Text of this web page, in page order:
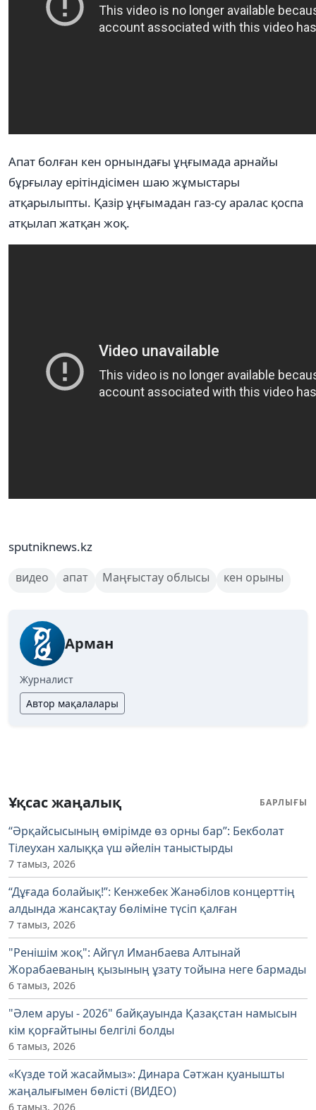
Апат болған кен орнындағы ұңғымада арнайы
бұрғылау ерітіндісімен шаю жұмыстары
атқарылыпты. Қазір ұңғымадан газ-су аралас қоспа
атқылап жатқан жоқ.
sputniknews.kz
видео апат Маңғыстау облысы кен орыны
Арман
Журналист
Автор мақалалары
Ұқсас жаңалық БАРЛЫҒЫ
“Әрқайсысының өмірімде өз орны бар”: Бекболат
Тілеухан халыққа үш әйелін таныстырды
7 тамыз, 2026
“Дұғада болайық!”: Кенжебек Жанәбілов концерттің
алдында жансақтау бөліміне түсіп қалған
7 тамыз, 2026
"Ренішім жоқ": Айгүл Иманбаева Алтынай
Жорабаеваның қызының ұзату тойына неге бармады
6 тамыз, 2026
"Әлем аруы - 2026" байқауында Қазақстан намысын
кім қорғайтыны белгілі болды
6 тамыз, 2026
«Күзде той жасаймыз»: Динара Сәтжан қуанышты
жаңалығымен бөлісті (ВИДЕО)
6 тамыз, 2026